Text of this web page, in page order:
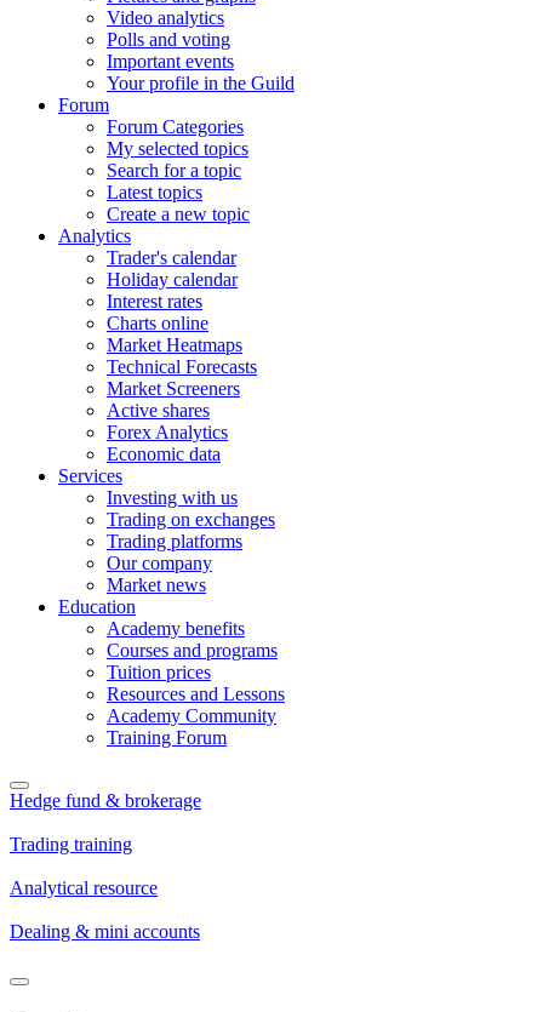
Video analytics
Polls and voting
Important events
Your profile in the Guild
Forum
Forum Categories
My selected topics
Search for a topic
Latest topics
Create a new topic
Analytics
Trader's calendar
Holiday calendar
Interest rates
Charts online
Market Heatmaps
Technical Forecasts
Market Screeners
Active shares
Forex Analytics
Economic data
Services
Investing with us
Trading on exchanges
Trading platforms
Our company
Market news
Education
Academy benefits
Courses and programs
Tuition prices
Resources and Lessons
Academy Community
Training Forum
Hedge fund & brokerage
Trading training
Analytical resource
Dealing & mini accounts